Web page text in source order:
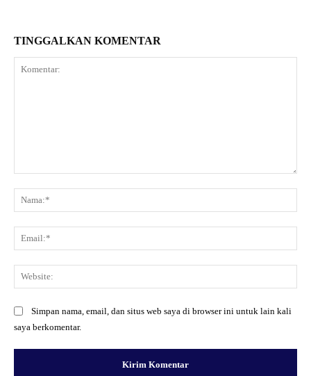
TINGGALKAN KOMENTAR
Simpan nama, email, dan situs web saya di browser ini untuk lain kali
saya berkomentar.